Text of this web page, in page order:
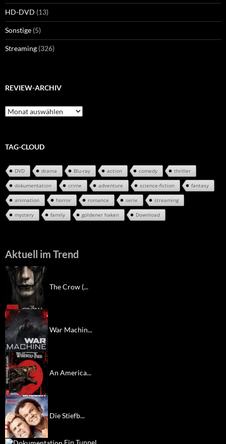
HD-DVD (13)
Sonstige (5)
Streaming (326)
REVIEW-ARCHIV
Review-
Archiv
TAG-CLOUD
DVD drama Blu-ray action comedy thriller
dokumentation crime adventure science-fiction fantasy
animation horror romance serie streaming
mystery family goldener haken Download
Aktuell im Trend
The Crow (...
War Machin...
An America...
Die Stiefb...
Ein Tunnel...